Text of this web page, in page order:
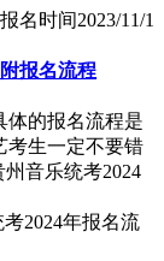
名时间2023/11/1
报名流程
体的报名流程是
考生一定不要错
音乐统考2024